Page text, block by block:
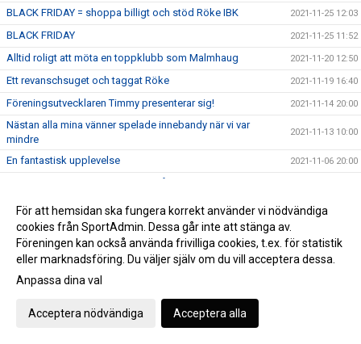
BLACK FRIDAY = shoppa billigt och stöd Röke IBK 2021-11-25 12:03
BLACK FRIDAY 2021-11-25 11:52
Alltid roligt att möta en toppklubb som Malmhaug 2021-11-20 12:50
Ett revanschsuget och taggat Röke 2021-11-19 16:40
Föreningsutvecklaren Timmy presenterar sig! 2021-11-14 20:00
Nästan alla mina vänner spelade innebandy när vi var
mindre
2021-11-13 10:00
En fantastisk upplevelse 2021-11-06 20:00
Jobbig, löpstark och humörspelare 2021-10-26
Alla verkar taggade för uppgiften! 2021-10-19 12:00
Bytte från målvakt till ledare
Äntligen!
DM-gulden samt kvalet säsongen 16-17
För att hemsidan ska fungera korrekt använder vi nödvändiga
cookies från SportAdmin. Dessa går inte att stänga av.
Föreningen kan också använda frivilliga cookies, t.ex. för statistik
eller marknadsföring. Du väljer själv om du vill acceptera dessa.
Anpassa dina val
Acceptera nödvändiga Acceptera alla